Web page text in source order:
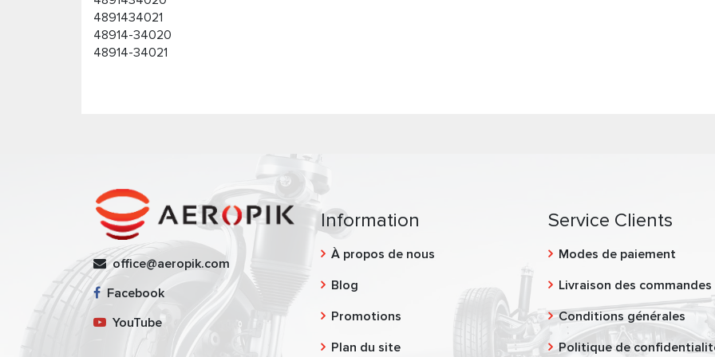
4891434021
48914-34020
48914-34021
office@aeropik.com
Facebook
YouTube
Information
À propos de nous
Blog
Promotions
Plan du site
Service Clients
Modes de paiement
Livraison des commandes
Conditions générales
Politique de